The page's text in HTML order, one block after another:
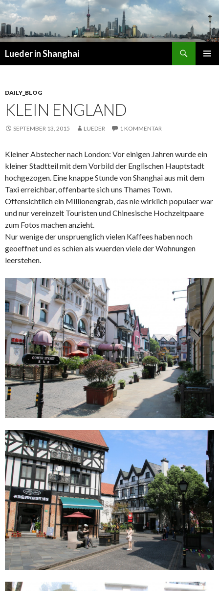
Lueder in Shanghai
DAILY_BLOG
KLEIN ENGLAND
SEPTEMBER 13, 2015 LUEDER 1 KOMMENTAR
Kleiner Abstecher nach London: Vor einigen Jahren wurde ein
kleiner Stadtteil mit dem Vorbild der Englischen Hauptstadt
hochgezogen. Eine knappe Stunde von Shanghai aus mit dem
Taxi erreichbar, offenbarte sich uns Thames Town.
Offensichtlich ein Millionengrab, das nie wirklich populaer war
und nur vereinzelt Touristen und Chinesische Hochzeitpaare
zum Fotos machen anzieht.
Nur wenige der unspruenglich vielen Kaffees haben noch
geoeffnet und es schien als wuerden viele der Wohnungen
leerstehen.